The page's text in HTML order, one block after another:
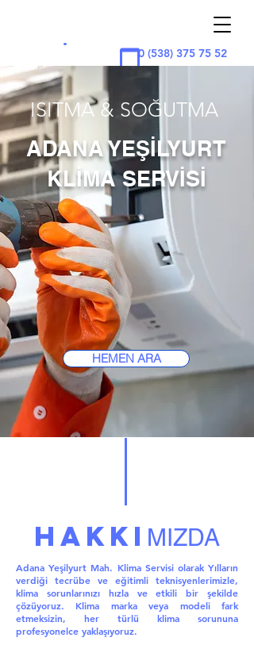
0 (538) 375 75 52
.
ISITMA & SOĞUTMA
ADANA YEŞİLYURT
KLİMA SERVİSİ
HEMEN ARA
HAKKI MIZDA
Adana Yeşilyurt Mah. Klima Servisi olarak Yılların
verdiği tecrübe ve eğitimli teknisyenlerimizle,
klima sorunlarınızı hızla ve etkili bir şekilde
çözüyoruz. Klima marka veya modeli fark
etmeksizin, her türlü klima sorununa
profesyonelce yaklaşıyoruz.